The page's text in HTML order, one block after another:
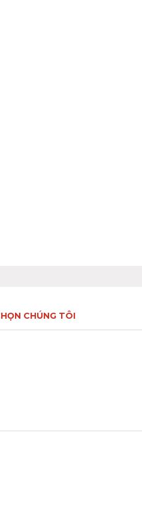
CHÚNG TÔI